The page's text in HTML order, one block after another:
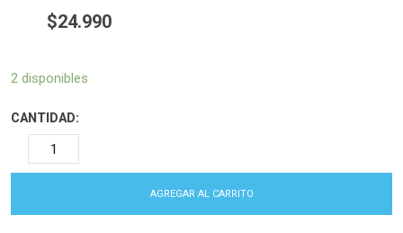
$24.990
2 disponibles
CANTIDAD:
AGREGAR AL CARRITO